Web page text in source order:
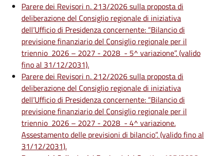
Parere dei Revisori n. 213/2026 sulla proposta di
deliberazione del Consiglio regionale di iniziativa
dell’Ufficio di Presidenza concernente: “Bilancio di
previsione finanziario del Consiglio regionale per il
triennio 2026 – 2027 - 2028 - 5^ variazione”. (valido
fino al 31/12/2031).
Parere dei Revisori n. 212/2026 sulla proposta di
deliberazione del Consiglio regionale di iniziativa
dell’Ufficio di Presidenza concernente: “Bilancio di
previsione finanziario del Consiglio regionale per il
triennio 2026 – 2027 - 2028 - 4^ variazione.
Assestamento delle previsioni di bilancio”. (valido fino al
31/12/2031).